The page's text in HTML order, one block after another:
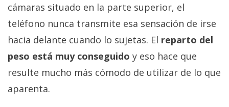
cámaras situado en la parte superior, el
teléfono nunca transmite esa sensación de irse
hacia delante cuando lo sujetas. El reparto del
peso está muy conseguido y eso hace que
resulte mucho más cómodo de utilizar de lo que
aparenta.